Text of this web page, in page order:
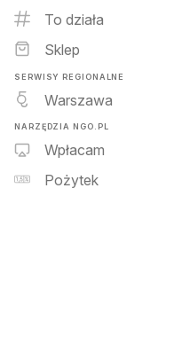
To działa
Sklep
SERWISY REGIONALNE
Warszawa
NARZĘDZIA NGO.PL
Wpłacam
Pożytek